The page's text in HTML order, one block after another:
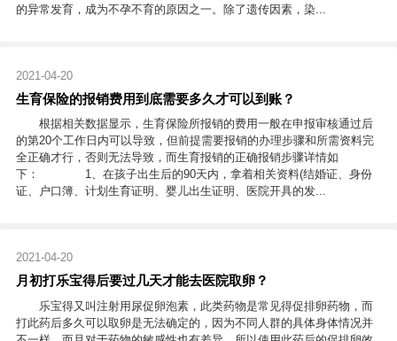
的异常发育，成为不孕不育的原因之一。除了遗传因素，染...
2021-04-20
生育保险的报销费用到底需要多久才可以到账？
根据相关数据显示，生育保险所报销的费用一般在申报审核通过后
的第20个工作日内可以导致，但前提需要报销的办理步骤和所需资料完
全正确才行，否则无法导致，而生育报销的正确报销步骤详情如
下： 1、在孩子出生后的90天内，拿着相关资料(结婚证、身份
证、户口簿、计划生育证明、婴儿出生证明、医院开具的发...
2021-04-20
月初打乐宝得后要过几天才能去医院取卵？
乐宝得又叫注射用尿促卵泡素，此类药物是常见得促排卵药物，而
打此药后多久可以取卵是无法确定的，因为不同人群的具体身体情况并